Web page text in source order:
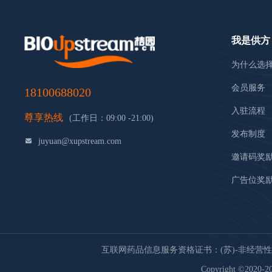
18100688020
尊享热线 (工作日：09:00 -21:00)
juyuan@xupstream.com
我是供方
为什么选
会员服务
入驻流程
发布制度
邀请码奖
广告位奖
互联网药品信息服务资格证书：(苏)-非经营性
Copyright ©2020-